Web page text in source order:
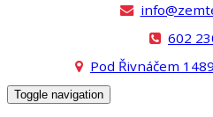
602
Pod Řivnáčem
Toggle navigation